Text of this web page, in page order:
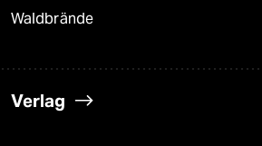
Waldbrände
Verlag